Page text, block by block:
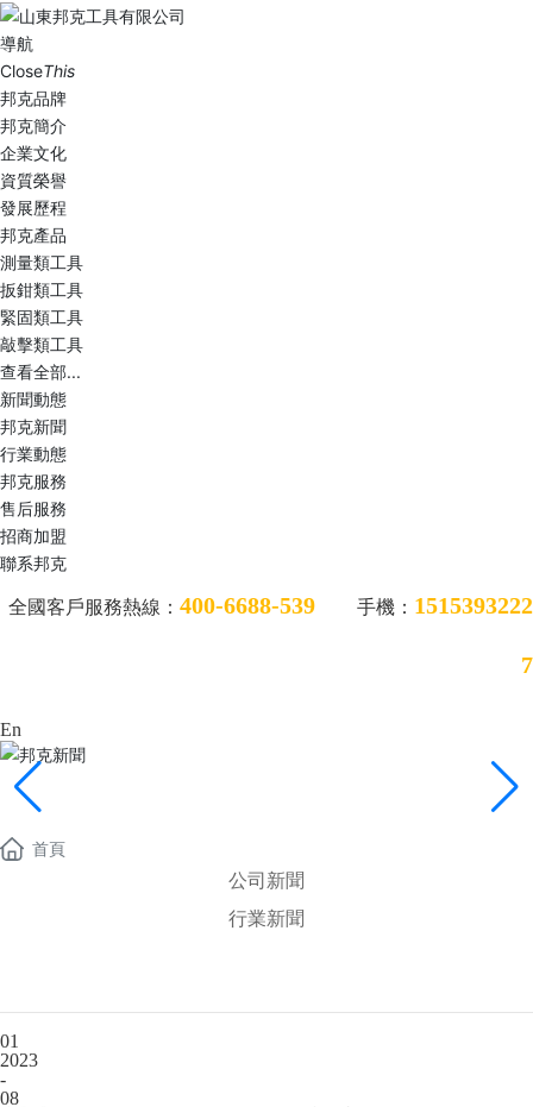
導航
CloseThis
邦克品牌
邦克簡介
企業文化
資質榮譽
發展歷程
邦克產品
測量類工具
扳鉗類工具
緊固類工具
敲擊類工具
查看全部...
新聞動態
邦克新聞
行業動態
邦克服務
售后服務
招商加盟
聯系邦克
全國客戶服務熱線： 400-6688-539 手機： 1515393222
7
En
邦克新聞
首頁
公司新聞
行業新聞
01
2023
-
08